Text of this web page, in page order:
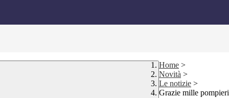
Home >
Novità >
Le notizie >
Grazie mille